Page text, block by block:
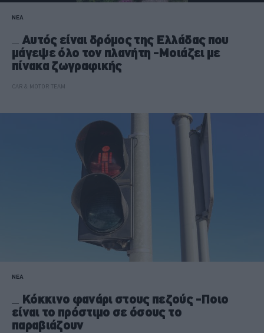
ΝΕΑ
Αυτός είναι δρόμος της Ελλάδας που
μάγεψε όλο τον πλανήτη -Μοιάζει με
πίνακα ζωγραφικής
CAR & MOTOR TEAM
ΝΕΑ
Κόκκινο φανάρι στους πεζούς -Ποιο
είναι το πρόστιμο σε όσους το
παραβιάζουν